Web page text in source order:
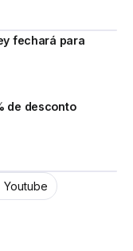
fechará para
de desconto
Youtube